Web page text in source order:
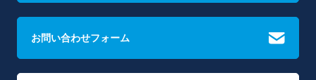
お問い合わせフォーム